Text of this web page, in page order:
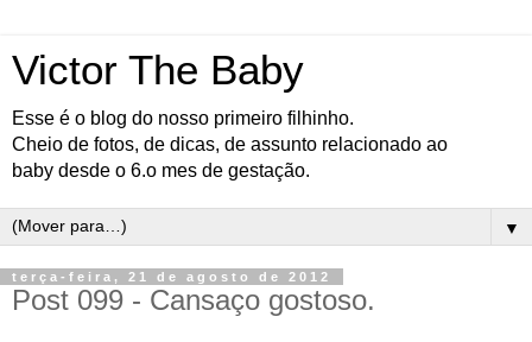
Victor The Baby
Esse é o blog do nosso primeiro filhinho.
Cheio de fotos, de dicas, de assunto relacionado ao
baby desde o 6.o mes de gestação.
▼
terça-feira, 21 de agosto de 2012
Post 099 - Cansaço gostoso.